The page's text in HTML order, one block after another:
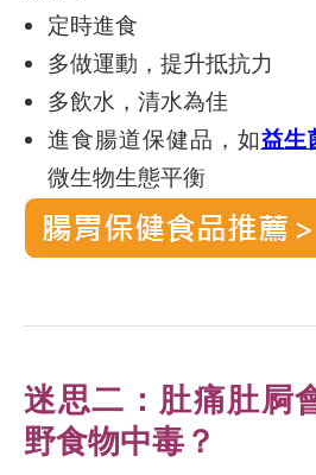
定時進食
多做運動，提升抵抗力
多飲水，清水為佳
進食腸道保健品，如益生
微生物生態平衡
迷思二： 肚痛肚屙
野食物中毒？